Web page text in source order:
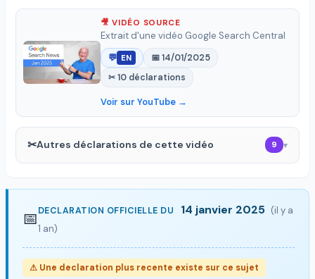
🎥 VIDÉO SOURCE
Extrait d'une vidéo Google Search Central
💬 EN
📅 14/01/2025
✂ 10 déclarations
Voir sur YouTube →
✂Autres déclarations de cette vidéo 9 ▾
📅DECLARATION OFFICIELLE DU 14 janvier 2025 (il y a
1 an)
⚠ Une declaration plus recente existe sur ce sujet